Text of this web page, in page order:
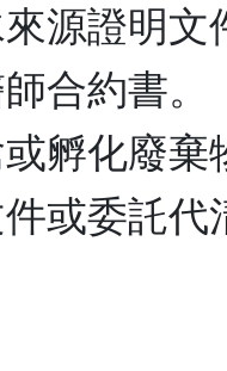
源證明文
合約書。
孵化廢棄
或委託代